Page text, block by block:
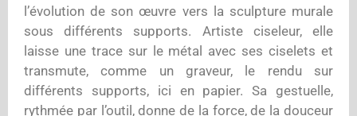
l’évolution de son œuvre vers la sculpture murale
sous différents supports. Artiste ciseleur, elle
laisse une trace sur le métal avec ses ciselets et
transmute, comme un graveur, le rendu sur
différents supports, ici en papier. Sa gestuelle,
rythmée par l’outil, donne de la force, de la douceur